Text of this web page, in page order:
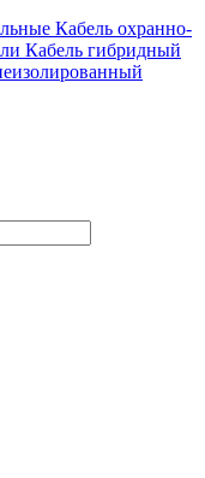
Кабель охранно-
Кабель гибридный